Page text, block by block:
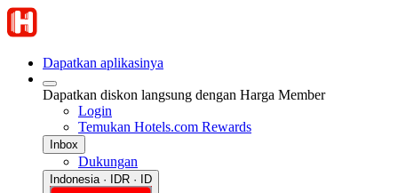
Dapatkan aplikasinya
Dapatkan diskon langsung dengan Harga Member
Login
Temukan Hotels.com Rewards
Inbox
Dukungan
Indonesia · IDR · ID